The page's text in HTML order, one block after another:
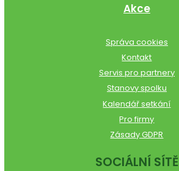
Akce
Správa cookies
Kontakt
Servis pro partnery
Stanovy spolku
Kalendář setkání
Pro firmy
Zásady GDPR
SOCIÁLNÍ SÍTĚ